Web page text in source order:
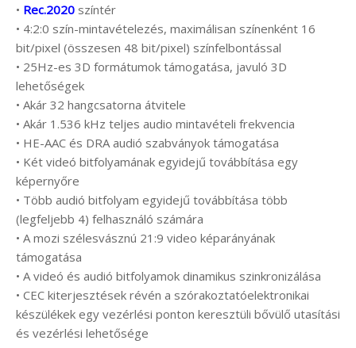
• Rec.2020 színtér
• 4:2:0 szín-mintavételezés, maximálisan színenként 16
bit/pixel (összesen 48 bit/pixel) színfelbontással
• 25Hz-es 3D formátumok támogatása, javuló 3D
lehetőségek
• Akár 32 hangcsatorna átvitele
• Akár 1.536 kHz teljes audio mintavételi frekvencia
• HE-AAC és DRA audió szabványok támogatása
• Két videó bitfolyamának egyidejű továbbítása egy
képernyőre
• Több audió bitfolyam egyidejű továbbítása több
(legfeljebb 4) felhasználó számára
• A mozi szélesvásznú 21:9 video képarányának
támogatása
• A videó és audió bitfolyamok dinamikus szinkronizálása
• CEC kiterjesztések révén a szórakoztatóelektronikai
készülékek egy vezérlési ponton keresztüli bővülő utasítási
és vezérlési lehetősége